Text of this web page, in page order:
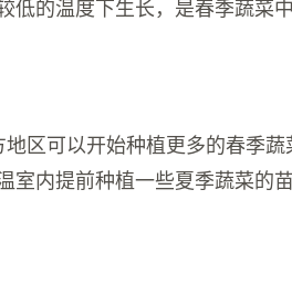
低的温度下生长，是春季蔬菜
区可以开始种植更多的春季
室内提前种植一些夏季蔬菜的